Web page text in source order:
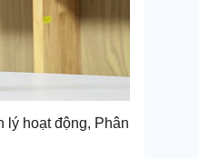
lý hoạt động, Phân